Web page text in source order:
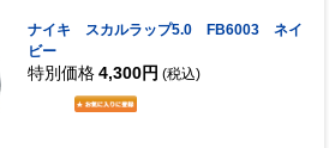
ナイキ スカルラップ5.0 FB6003 ネイ
ビー
特別価格 4,300円 (税込)